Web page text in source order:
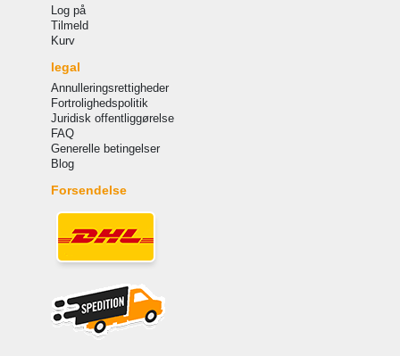
Log på
Tilmeld
Kurv
legal
Annulleringsrettigheder
Fortrolighedspolitik
Juridisk offentliggørelse
FAQ
Generelle betingelser
Blog
Forsendelse